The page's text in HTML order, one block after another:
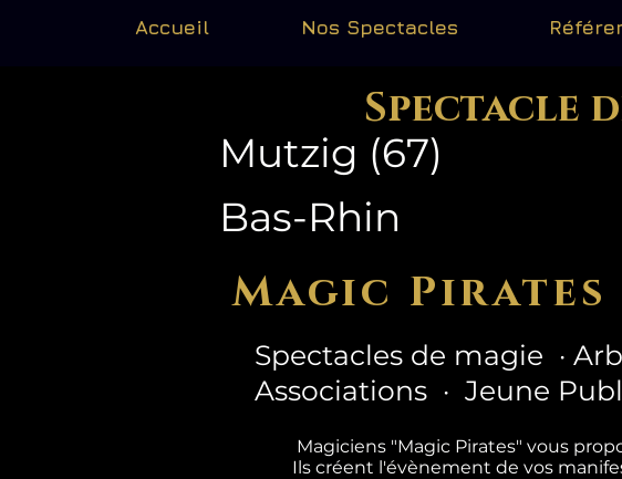
Accueil Nos Spectacles
Spectacle
Mutzig (67)
Bas-Rhin
Magic Pirates
Spectacles de magie ·
Associations · Jeune
Magiciens "Magic Pirates" vous
Ils créent l'évènement de vos